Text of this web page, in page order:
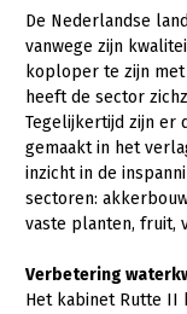
Gezonde dieren
Natuur, klimaat
Bodem en
Platteland en
Mens,
Internationaal
Sectoren
De Nederlandse
vanwege zijn
koploper te zijn
heeft de sector
Tegelijkertijd zijn er
gemaakt in het
inzicht in de
sectoren:
vaste planten, fruit,
Verbetering
Het kabinet Rutte II